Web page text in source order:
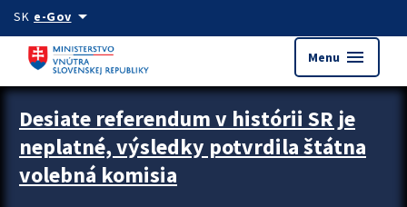
Preskocit na hlavný obsah
SK e-Govarrow_drop_down
Menu menu
Zastavit automatický posun upútavok
Desiate referendum v histórii SR je
neplatné, výsledky potvrdila štátna
volebná komisia